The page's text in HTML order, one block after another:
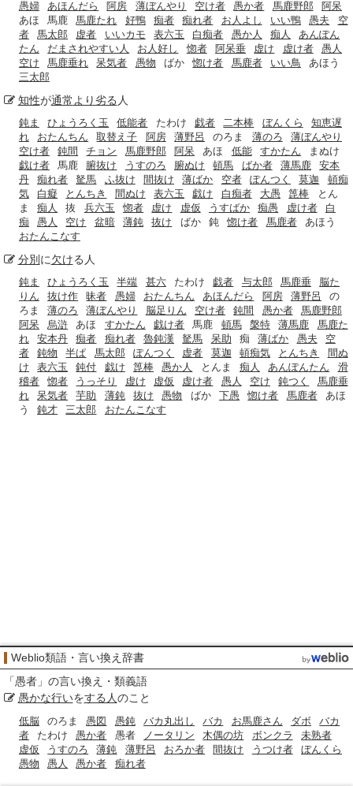
愚婦
あほんだら 阿房 薄ぼんやり 空け者 愚か者 馬鹿野郎
阿呆
あほ
馬鹿 馬鹿たれ 好鴨 痴者 痴れ者 お人よし いい鴨 愚夫
空
者
馬太郎 虚者 いいカモ 表六玉 白痴者 愚か人 痴人
あんぽん
たん
だまされやすい人 お人好し 惚者 阿呆垂 虚け 虚け者
愚人
空け
馬鹿垂れ 呆気者 愚物 ばか 惚け者 馬鹿者 いい鳥
あほう
三太郎
知性が通常 より劣る 人
鈍ま ひょうろく玉 低能者 たわけ 戯者 二本棒 ぼんくら
知恵遅
れ
おたんちん 取替え子 阿房 薄野呂 のろま 薄のろ
薄ぼんやり
空け者
鈍間 チョン 馬鹿野郎 阿呆 あほ 低能 すかたん
まぬけ
戯け者
馬鹿 腑抜け うすのろ 腑ぬけ 頓馬 ばか者 薄馬鹿
安本
丹
痴れ者 駑馬 ふ抜け 間抜け 薄ばか 空者 ぽんつく 莫迦
頓痴
気
白癡 とんちき 間ぬけ 表六玉 戯け 白痴者 大愚 箆棒
とん
ま
痴人 抜 兵六玉 惚者 虚け 虚仮 うすばか 痴愚 虚け者
白
痴
愚人 空け 盆暗 薄鈍 抜け ばか 鈍 惚け者 馬鹿者
あほう
おたんこなす
分別 に欠ける人
鈍ま ひょうろく玉 半端 甚六 たわけ 戯者 与太郎 馬鹿垂
脳た
りん
抜け作 昧者 愚婦 おたんちん あほんだら 阿房 薄野呂
の
ろま
薄のろ 薄ぼんやり 脳足りん 空け者 鈍間 愚か者
馬鹿野郎
阿呆
烏滸 あほ すかたん 戯け者 馬鹿 頓馬 槃特 薄馬鹿
馬鹿た
れ
安本丹 痴者 痴れ者 魯鈍漢 駑馬 呆助 痴 薄ばか 愚夫
空
者
鈍物 半ぱ 馬太郎 ぽんつく 虚者 莫迦 頓痴気 とんちき
間ぬ
け
表六玉 鈍付 戯け 箆棒 愚か人 とんま 痴人 あんぽんたん
滑
稽者
惚者 うっそり 虚け 虚仮 虚け者 愚人 空け 鈍つく
馬鹿垂
れ
呆気者 芋助 薄鈍 抜け 愚物 ばか 下愚 惚け者 馬鹿者
あほ
う
鈍才 三太郎 おたんこなす
Weblio類語・言い換え辞書
「愚者 」の言い換え・類義語
愚かな行いをする人のこと
低脳 のろま 愚図 愚鈍 バカ丸出し バカ お馬鹿さん ダボ
バカ
者
たわけ 愚か者 愚者 ノータリン 木偶の坊 ボンクラ
未熟者
虚仮
うすのろ 薄鈍 薄野呂 おろか者 間抜け うつけ者
ぼんくら
愚物
愚人 愚か者 痴れ者